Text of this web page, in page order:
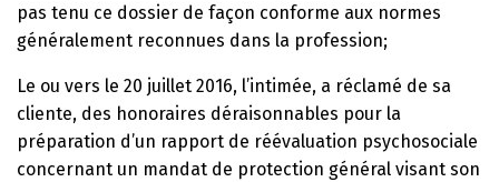
pas tenu ce dossier de façon conforme aux normes
généralement reconnues dans la profession;
Le ou vers le 20 juillet 2016, l’intimée, a réclamé de sa
cliente, des honoraires déraisonnables pour la
préparation d’un rapport de réévaluation psychosociale
concernant un mandat de protection général visant son